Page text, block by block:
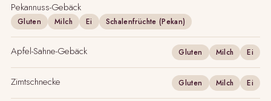
Pekannuss-Gebäck
Gluten Milch Ei Schalenfrüchte (Pekan)
Apfel-Sahne-Gebäck Gluten Milch Ei
Zimtschnecke Gluten Milch Ei